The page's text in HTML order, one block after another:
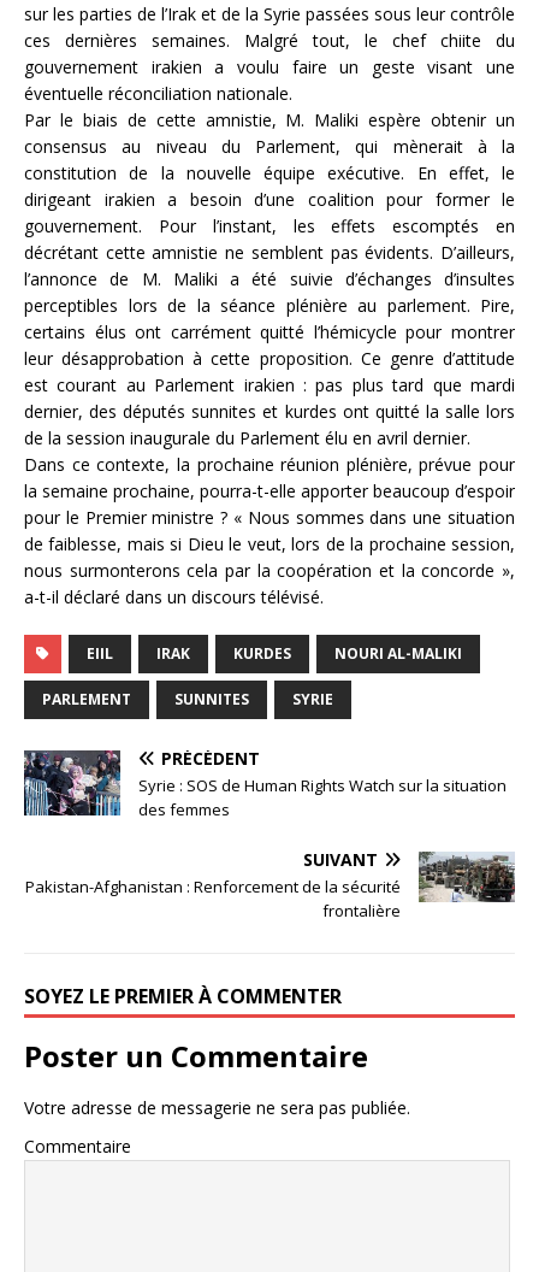
sur les parties de l’Irak et de la Syrie passées sous leur contrôle
ces dernières semaines. Malgré tout, le chef chiite du
gouvernement irakien a voulu faire un geste visant une
éventuelle réconciliation nationale.
Par le biais de cette amnistie, M. Maliki espère obtenir un
consensus au niveau du Parlement, qui mènerait à la
constitution de la nouvelle équipe exécutive. En effet, le
dirigeant irakien a besoin d’une coalition pour former le
gouvernement. Pour l’instant, les effets escomptés en
décrétant cette amnistie ne semblent pas évidents. D’ailleurs,
l’annonce de M. Maliki a été suivie d’échanges d’insultes
perceptibles lors de la séance plénière au parlement. Pire,
certains élus ont carrément quitté l’hémicycle pour montrer
leur désapprobation à cette proposition. Ce genre d’attitude
est courant au Parlement irakien : pas plus tard que mardi
dernier, des députés sunnites et kurdes ont quitté la salle lors
de la session inaugurale du Parlement élu en avril dernier.
Dans ce contexte, la prochaine réunion plénière, prévue pour
la semaine prochaine, pourra-t-elle apporter beaucoup d’espoir
pour le Premier ministre ? « Nous sommes dans une situation
de faiblesse, mais si Dieu le veut, lors de la prochaine session,
nous surmonterons cela par la coopération et la concorde »,
a-t-il déclaré dans un discours télévisé.
EIIL IRAK KURDES NOURI AL-MALIKI
PARLEMENT SUNNITES SYRIE
PRÉCÉDENT
Syrie : SOS de Human Rights Watch sur la situation
des femmes
SUIVANT
Pakistan-Afghanistan : Renforcement de la sécurité
frontalière
SOYEZ LE PREMIER À COMMENTER
Poster un Commentaire
Votre adresse de messagerie ne sera pas publiée.
Commentaire